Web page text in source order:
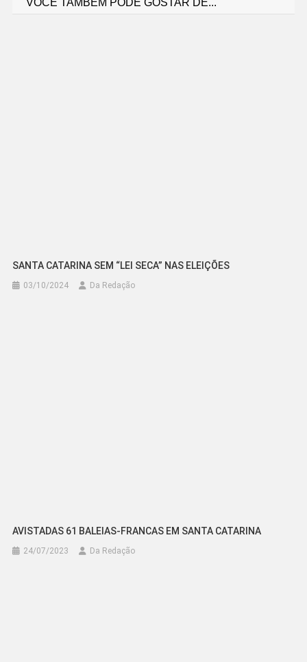
SANTA CATARINA SEM “LEI SECA” NAS ELEIÇÕES
03/10/2024 Da Redação
AVISTADAS 61 BALEIAS-FRANCAS EM SANTA CATARINA
24/07/2023 Da Redação